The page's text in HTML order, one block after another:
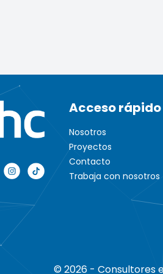
Acceso rápido
Nosotros
Proyectos
Contacto
Trabaja con nosotros
© 2026 - Consultores